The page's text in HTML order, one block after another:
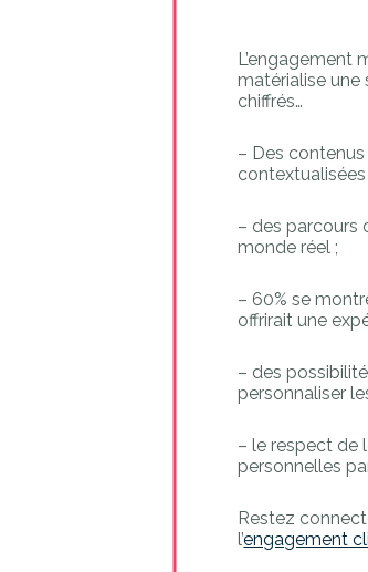
L’engagement
matérialise une
chiffrés…
– Des
contextualisées
– des parcours
monde réel ;
– 60% se
offrirait une
– des
personnaliser
– le respect de
personnelles
Restez
l’engagement